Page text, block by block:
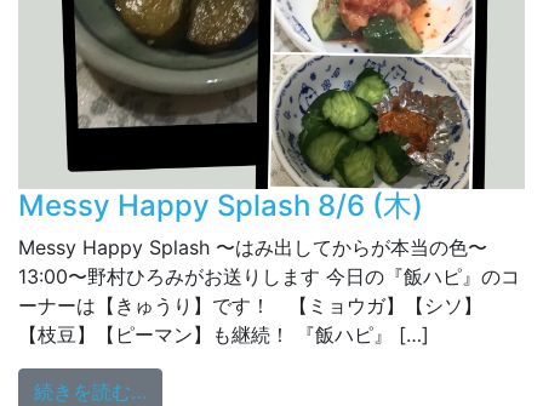
Messy Happy Splash 8/6 (木)
Messy Happy Splash 〜はみ出してからが本当の色〜
13:00〜野村ひろみがお送りします 今日の『飯ハピ』のコ
ーナーは【きゅうり】です！ 【ミョウガ】【シソ】
【枝豆】【ピーマン】も継続！ 『飯ハピ』 […]
続きを読む…